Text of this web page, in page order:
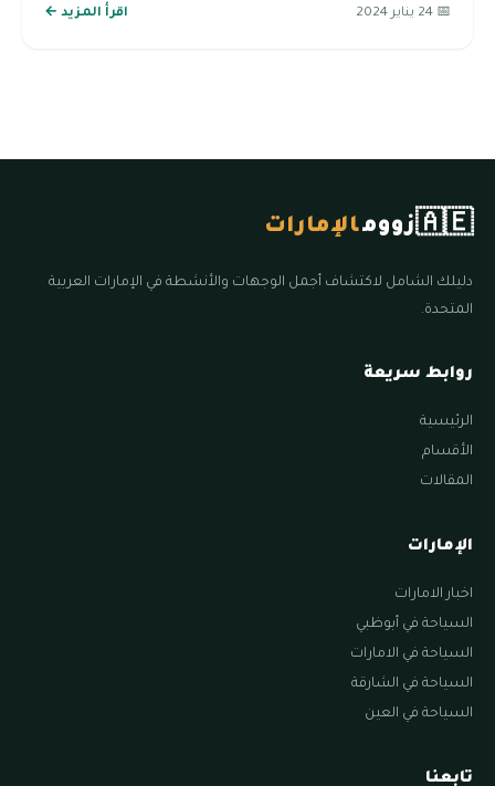
📅 24 يناير 2024 اقرأ المزيد ←
🇦🇪زوومالإمارات
دليلك الشامل لاكتشاف أجمل الوجهات والأنشطة في الإمارات العربية
المتحدة.
روابط سريعة
الرئيسية
الأقسام
المقالات
الإمارات
اخبار الامارات
السياحة في أبوظبي
السياحة في الامارات
السياحة في الشارقة
السياحة في العين
تابعنا